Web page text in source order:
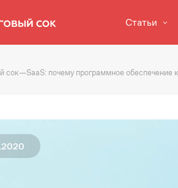
Статьи
сок—SaaS: почему программное